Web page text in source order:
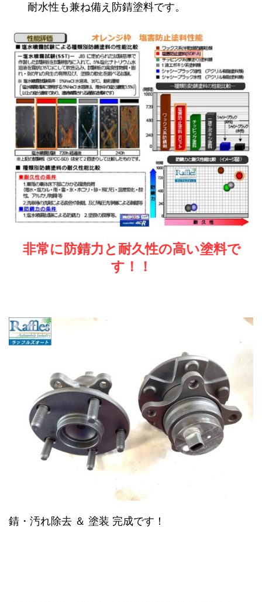
耐水性も兼ね備え防錆塗料です。
非常に防錆力と耐久性の高い塗料で
す！！
錆・汚れ除去 ＆ 塗装 完成です！